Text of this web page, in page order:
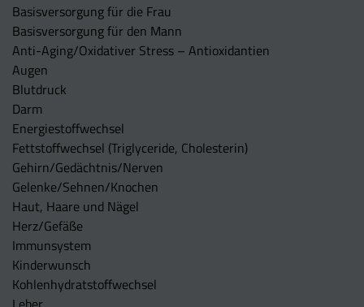
Basisversorgung für die Frau
Basisversorgung für den Mann
Anti-Aging/Oxidativer Stress – Antioxidantien
Augen
Blutdruck
Darm
Energiestoffwechsel
Fettstoffwechsel (Triglyceride, Cholesterin)
Gehirn/Gedächtnis/Nerven
Gelenke/Sehnen/Knochen
Haut, Haare und Nägel
Herz/Gefäße
Immunsystem
Kinderwunsch
Kohlenhydratstoffwechsel